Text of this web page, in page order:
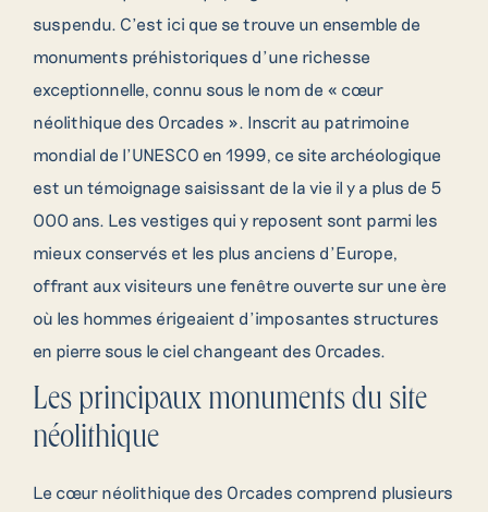
suspendu. C’est ici que se trouve un ensemble de
monuments préhistoriques d’une richesse
exceptionnelle, connu sous le nom de « cœur
néolithique des Orcades ». Inscrit au patrimoine
mondial de l’UNESCO en 1999, ce site archéologique
est un témoignage saisissant de la vie il y a plus de 5
000 ans. Les vestiges qui y reposent sont parmi les
mieux conservés et les plus anciens d’Europe,
offrant aux visiteurs une fenêtre ouverte sur une ère
où les hommes érigeaient d’imposantes structures
en pierre sous le ciel changeant des Orcades.
Les principaux monuments du site
néolithique
Le cœur néolithique des Orcades comprend plusieurs